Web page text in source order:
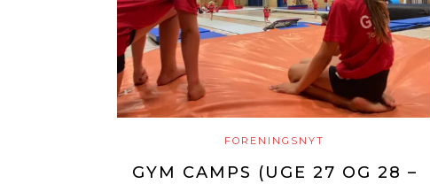
FORENINGSNYT
GYM CAMPS (UGE 27 OG 28 –